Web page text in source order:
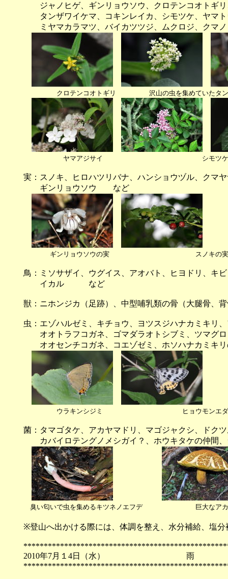
ジャノヒゲ、ギンリョウソウ、クロテンコオトギリ
タンザワイケマ、コキンレイカ、シモツケ、ヤマト
ミヤマカラマツ、バイカツツジ、ムクロジ、クマ
クロテンコオトギリ 沢山の虫を集めていたタ
ヤマアジサイ シモツ
実：スノキ、ヒロハツリバナ、ハンショウヅル、クマ
ギンリョウソウ など
ギンリョウソウの実 スノキの実
鳥：ミソサザイ、ウグイス、アオバト、ヒヨドリ、キ
イカル など
獣：ニホンジカ（足跡）、中型哺乳類の骨（大腿骨、
虫：エゾハルゼミ、キチョウ、ヨツスジハナカミキリ
オオトラフコガネ、ゴマダラオトシブミ、ツマグロ
オオセンチコガネ、コエゾゼミ、ホソハナカミキリ
ウラキンシジミ ヒョウモンエダシ
菌：タマゴタケ、アカヤマドリ、マゴジャクシ、ドク
カバイロテングノメシガイ？、ホウキタケの仲
臭い匂いで虫を集めるキツネノエフデ 巨大なアカ
※登山へ出かける際には、体調を整え、水分補給、塩
2010年7月１4日（水